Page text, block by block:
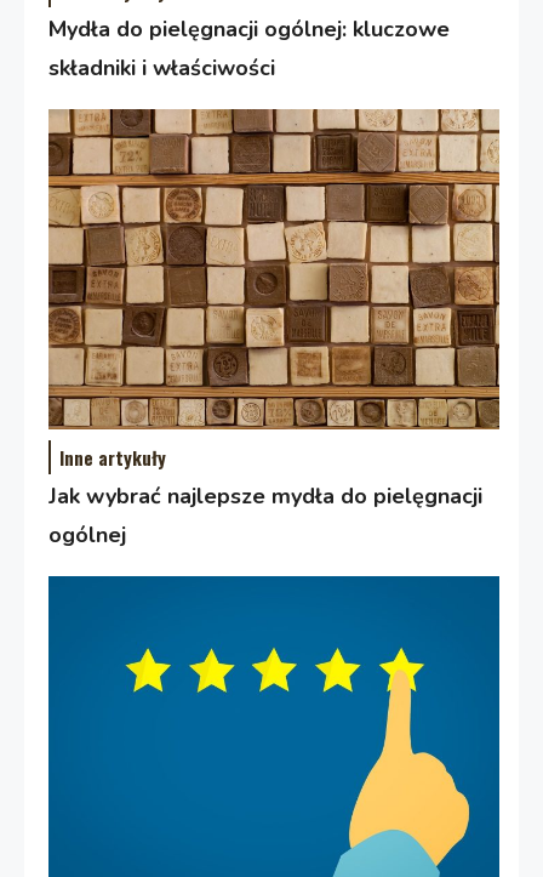
Mydła do pielęgnacji ogólnej: kluczowe
składniki i właściwości
Inne artykuły
Jak wybrać najlepsze mydła do pielęgnacji
ogólnej